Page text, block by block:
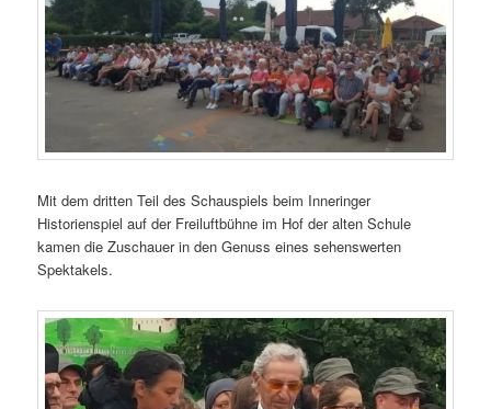
Mit dem dritten Teil des Schauspiels beim Inneringer
Historienspiel auf der Freiluftbühne im Hof der alten Schule
kamen die Zuschauer in den Genuss eines sehenswerten
Spektakels.